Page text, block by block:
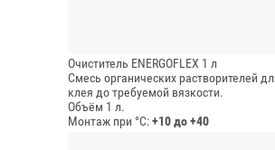
Очиститель ENERGOFLEX 1 л
Смесь органических растворителей
клея до требуемой вязкости.
Объём 1 л.
Монтаж при °C:+10 до +40